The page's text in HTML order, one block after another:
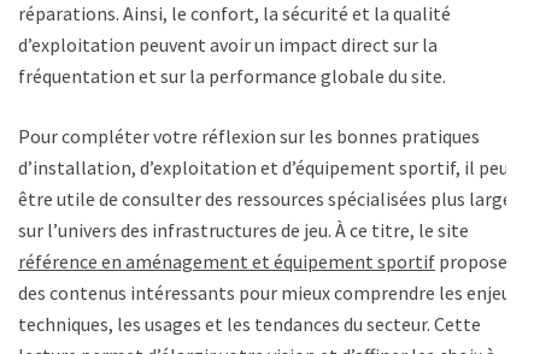
réparations. Ainsi, le confort, la sécurité et la qualité
d’exploitation peuvent avoir un impact direct sur la
fréquentation et sur la performance globale du site.
Pour compléter votre réflexion sur les bonnes pratiques
d’installation, d’exploitation et d’équipement sportif, il peut
être utile de consulter des ressources spécialisées plus larges
sur l’univers des infrastructures de jeu. À ce titre, le site
référence en aménagement et équipement sportif propose
des contenus intéressants pour mieux comprendre les enjeux
techniques, les usages et les tendances du secteur. Cette